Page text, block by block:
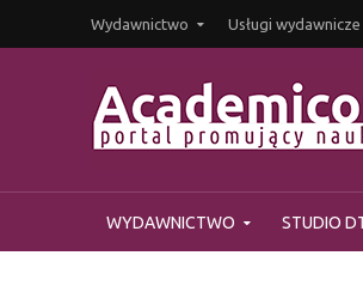
Wydawnictwo Usługi wydawnicze
WYDAWNICTWO STUDIO